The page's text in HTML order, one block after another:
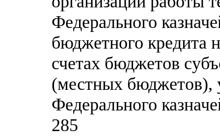
Федерального
бюджетного кредита
счетах бюджетов
(местных бюджетов),
Федерального
285